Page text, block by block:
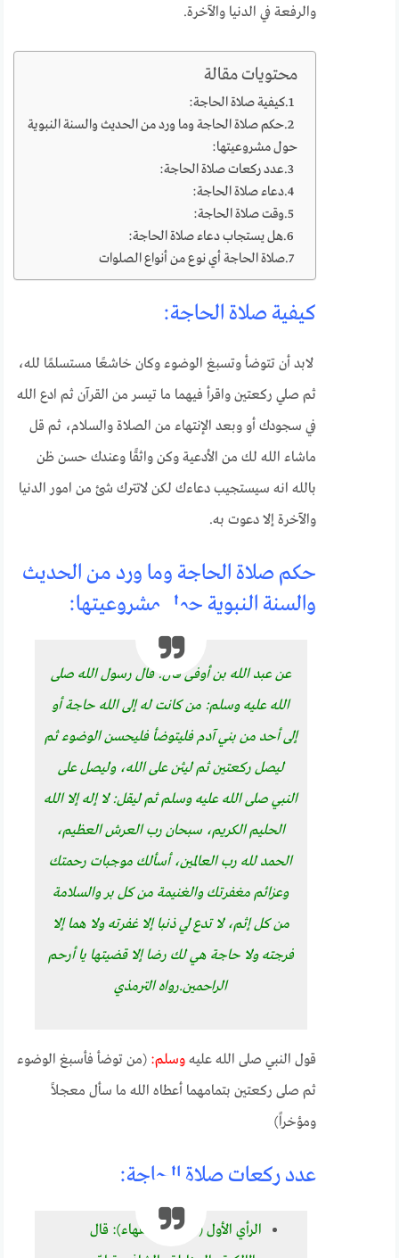
والرفعة في الدنيا والآخرة.
محتويات مقالة
كيفية صلاة الحاجة:
حكم صلاة الحاجة وما ورد من الحديث والسنة النبوية
حول مشروعيتها:
عدد ركعات صلاة الحاجة:
دعاء صلاة الحاجة:
وقت صلاة الحاجة:
هل يستجاب دعاء صلاة الحاجة:
صلاة الحاجة أي نوع من أنواع الصلوات
كيفية صلاة الحاجة:
لابد أن تتوضأ وتسبغ الوضوء وكان خاشعًا مستسلمًا لله،
ثم صلي ركعتين واقرأ فيهما ما تيسر من القرآن ثم ادع الله
في سجودك أو وبعد الإنتهاء من الصلاة والسلام، ثم قل
ماشاء الله لك من الأدعية وكن واثقًا وعندك حسن ظن
بالله انه سيستجيب دعاءك لكن لاتترك شئ من امور الدنيا
والآخرة إلا دعوت به.
حكم صلاة الحاجة وما ورد من الحديث
والسنة النبوية حول مشروعيتها:
عن عبد الله بن أوفى قال: قال رسول الله صلى
الله عليه وسلم: من كانت له إلى الله حاجة أو
إلى أحد من بني آدم فليتوضأ فليحسن الوضوء ثم
ليصل ركعتين ثم ليثن على الله، وليصل على
النبي صلى الله عليه وسلم ثم ليقل: لا إله إلا الله
الحليم الكريم، سبحان رب العرش العظيم،
الحمد لله رب العالمين، أسألك موجبات رحمتك
وعزائم مغفرتك والغنيمة من كل بر والسلامة
من كل إثم، لا تدع لي ذنبا إلا غفرته ولا هما إلا
فرجته ولا حاجة هي لك رضا إلا قضيتها يا أرحم
الراحمين.رواه الترمذي
قول النبي صلى الله عليهوسلم: (من توضأ فأسبغ الوضوء
ثم صلى ركعتين بتمامهما أعطاه الله ما سأل معجلاً
ومؤخراً)
عدد ركعات صلاة الحاجة:
الرأي الأول (جمهور الفقهاء): قال